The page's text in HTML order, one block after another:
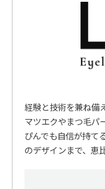
経験と技術を兼ね備
マツエクやまつ毛パ
ぴんでも自信が持て
のデザインまで、恵